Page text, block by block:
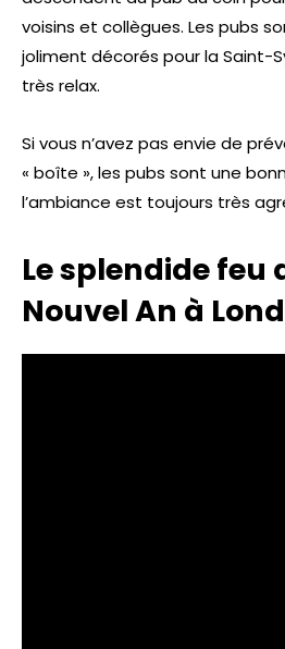
voisins et collègues. Les pubs
joliment décorés pour la Saint-
très relax.
Si vous n’avez pas envie de
« boîte », les pubs sont une
l’ambiance est toujours très
Le splendide feu
Nouvel An à